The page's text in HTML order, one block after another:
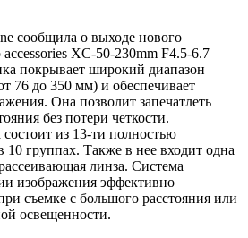
сообщила о выходе нового
XC-50-230mm F4.5-6.7
покрывает широкий диапазон
76 до 350 мм) и обеспечивает
Она позволит запечатлеть
без потери четкости.
из 13-ти полностью
10 группах. Также в нее входит одна
линза. Система
изображения эффективно
съемке с большого расстояния или
освещенности.